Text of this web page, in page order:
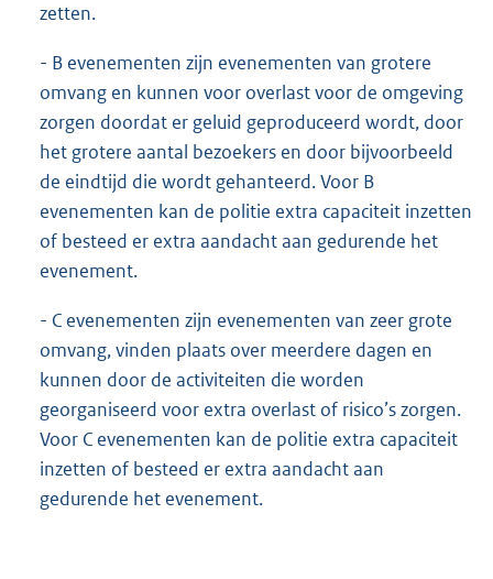
zetten.
- B evenementen zijn evenementen van grotere
omvang en kunnen voor overlast voor de omgeving
zorgen doordat er geluid geproduceerd wordt, door
het grotere aantal bezoekers en door bijvoorbeeld
de eindtijd die wordt gehanteerd. Voor B
evenementen kan de politie extra capaciteit inzetten
of besteed er extra aandacht aan gedurende het
evenement.
- C evenementen zijn evenementen van zeer grote
omvang, vinden plaats over meerdere dagen en
kunnen door de activiteiten die worden
georganiseerd voor extra overlast of risico’s zorgen.
Voor C evenementen kan de politie extra capaciteit
inzetten of besteed er extra aandacht aan
gedurende het evenement.